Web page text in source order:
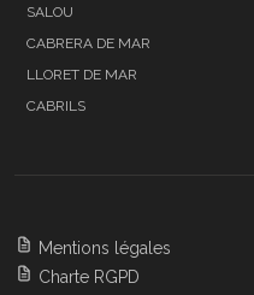
SALOU
CABRERA DE MAR
LLORET DE MAR
CABRILS
Mentions légales
Charte RGPD